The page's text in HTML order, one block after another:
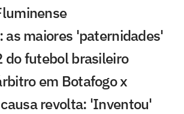
as maiores 'paternidades'
do futebol brasileiro
em Botafogo x
revolta: 'Inventou'